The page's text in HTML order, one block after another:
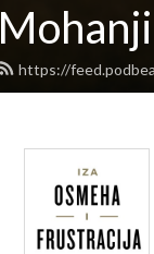
https://